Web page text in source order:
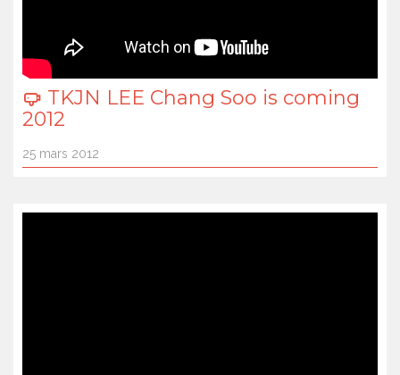
TKJN LEE Chang Soo is coming
2012
25 mars 2012